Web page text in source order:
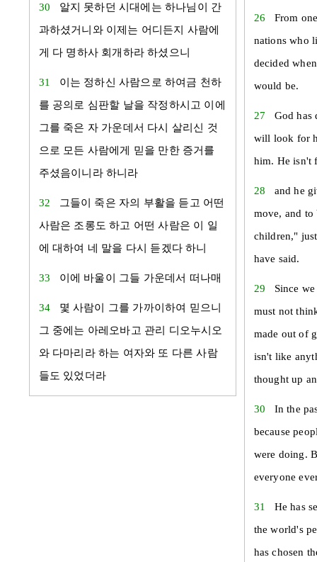
30 알지 못하던 시대에는 하나님이 간
과하셨거니와 이제는 어디든지 사람에
게 다 명하사 회개하라 하셨으니
31 이는 정하신 사람으로 하여금 천하
를 공의로 심판할 날을 작정하시고 이에
그를 죽은 자 가운데서 다시 살리신 것
으로 모든 사람에게 믿을 만한 증거를
주셨음이니라 하니라
32
그들이 죽은 자의 부활을 듣고 어떤
사람은 조롱도 하고 어떤 사람은 이 일
에 대하여 네 말을 다시 듣겠다 하니
33 이에 바울이 그들 가운데서 떠나매
34 몇 사람이 그를 가까이하여 믿으니
그 중에는 아레오바고 관리 디오누시오
와 다마리 라 하는 여자와 또 다른 사람
들도 있었더라
26 From
nations who
decided
would be.
27 God has
will look for
him. He isn't
28 and he
move, and to
children,"
have said.
29 Since
must not
made out of
isn't like
thought up
30 In the
because
were doing.
everyone
31 He has
the world's
has chosen